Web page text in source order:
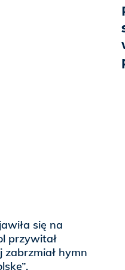
się na
przywitał
zabrzmiał hymn